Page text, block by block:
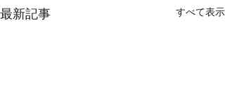
最新記事 すべて表示